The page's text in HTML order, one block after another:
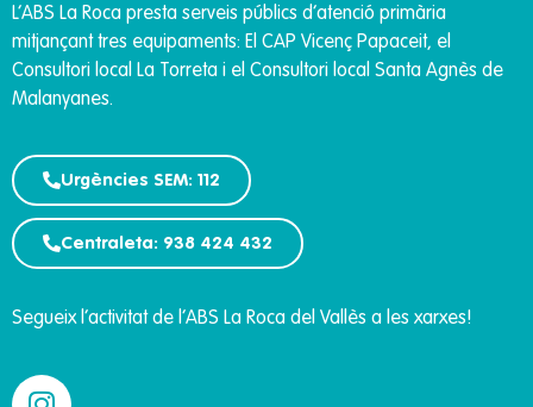
L’ABS La Roca presta serveis públics d’atenció primària
mitjançant tres equipaments: El CAP Vicenç Papaceit, el
Consultori local La Torreta i el Consultori local Santa Agnès de
Malanyanes.
Urgències SEM: 112
Centraleta: 938 424 432
Segueix l’activitat de l’ABS La Roca del Vallès a les xarxes!